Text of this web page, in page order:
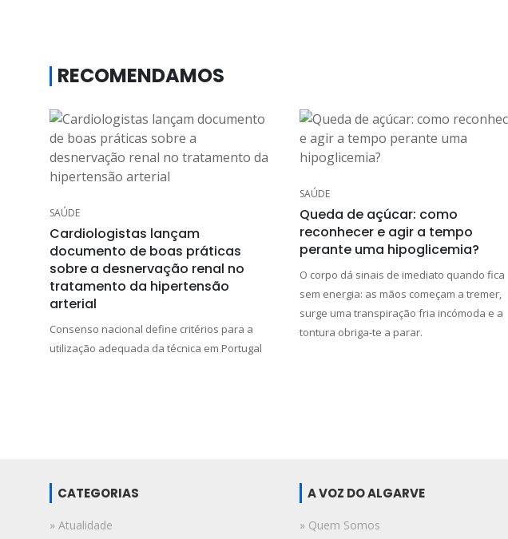
RECOMENDAMOS
SAÚDE
Cardiologistas lançam
documento de boas práticas
sobre a desnervação renal no
tratamento da hipertensão
arterial
Consenso nacional define critérios para a
utilização adequada da técnica em Portugal
SAÚDE
Queda de açúcar: como
reconhecer e agir a tempo
perante uma hipoglicemia?
O corpo dá sinais de imediato quando fica
sem energia: as mãos começam a tremer,
surge uma transpiração fria incómoda e a
tontura obriga-te a parar.
CATEGORIAS
» Atualidade
A VOZ DO ALGARVE
» Quem Somos